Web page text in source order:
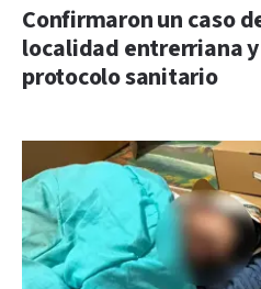
Confirmaron un caso
localidad entrerriana
protocolo sanitario